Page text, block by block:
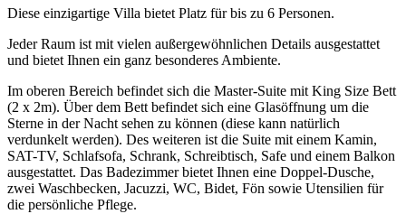
Diese einzigartige Villa bietet Platz für bis zu 6 Personen.
Jeder Raum ist mit vielen außergewöhnlichen Details ausgestattet
und bietet Ihnen ein ganz besonderes Ambiente.
Im oberen Bereich befindet sich die Master-Suite mit King Size Bett
(2 x 2m). Über dem Bett befindet sich eine Glasöffnung um die
Sterne in der Nacht sehen zu können (diese kann natürlich
verdunkelt werden). Des weiteren ist die Suite mit einem Kamin,
SAT-TV, Schlafsofa, Schrank, Schreibtisch, Safe und einem Balkon
ausgestattet. Das Badezimmer bietet Ihnen eine Doppel-Dusche,
zwei Waschbecken, Jacuzzi, WC, Bidet, Fön sowie Utensilien für
die persönliche Pflege.